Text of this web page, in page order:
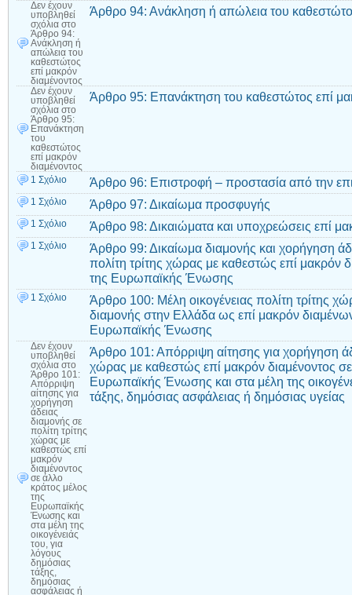
Δεν έχουν
υποβληθεί
σχόλια στο
Άρθρο 94:
Ανάκληση ή
απώλεια του
καθεστώτος
επί μακρόν
διαμένοντος
Άρθρο 94: Ανάκληση ή απώλεια του
Δεν έχουν
υποβληθεί
σχόλια στο
Άρθρο 95:
Επανάκτηση
του
καθεστώτος
επί μακρόν
διαμένοντος
Άρθρο 95: Επανάκτηση του καθεστώτος επί
1 Σχόλιο Άρθρο 96: Επιστροφή – προστασία από την
1 Σχόλιο Άρθρο 97: Δικαίωμα προσφυγής
1 Σχόλιο Άρθρο 98: Δικαιώματα και υποχρεώσεις επί
1 Σχόλιο
Άρθρο 99: Δικαίωμα διαμονής και χορήγηση
πολίτη τρίτης χώρας με καθεστώς επί μακρόν
της Ευρωπαϊκής Ένωσης
1 Σχόλιο
Άρθρο 100: Μέλη οικογένειας πολίτη τρίτης
διαμονής στην Ελλάδα ως επί μακρόν
Ευρωπαϊκής Ένωσης
Δεν έχουν
υποβληθεί
σχόλια στο
Άρθρο 101:
Απόρριψη
αίτησης για
χορήγηση
άδειας
διαμονής σε
πολίτη τρίτης
χώρας με
καθεστώς επί
μακρόν
διαμένοντος
σε άλλο
κράτος μέλος
της
Ευρωπαϊκής
Ένωσης και
στα μέλη της
οικογένειάς
του, για
λόγους
δημόσιας
τάξης,
δημόσιας
ασφάλειας ή
Άρθρο 101: Απόρριψη αίτησης για χορήγηση
χώρας με καθεστώς επί μακρόν διαμένοντος
Ευρωπαϊκής Ένωσης και στα μέλη της
τάξης, δημόσιας ασφάλειας ή δημόσιας υγείας